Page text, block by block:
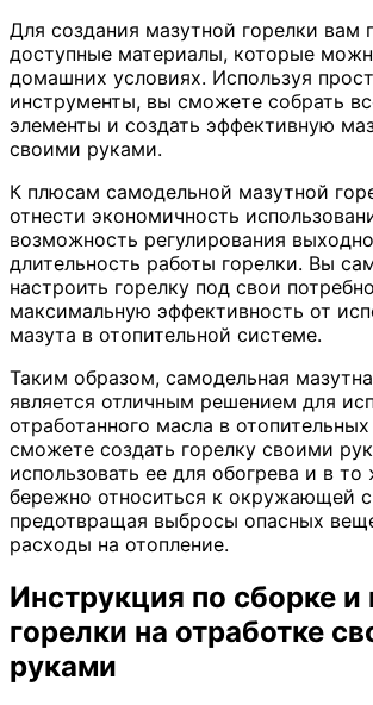
Для создания мазутной горелки вам
доступные материалы, которые
домашних условиях. Используя
инструменты, вы сможете собрать
элементы и создать эффективную
своими руками.
К плюсам самодельной мазутной
отнести экономичность
возможность регулирования
длительность работы горелки. Вы
настроить горелку под свои
максимальную эффективность от
мазута в отопительной системе.
Таким образом, самодельная
является отличным решением для
отработанного масла в
сможете создать горелку своими
использовать ее для обогрева и в
бережно относиться к окружающей
предотвращая выбросы опасных
расходы на отопление.
Инструкция по сборке и
горелки на отработке
руками